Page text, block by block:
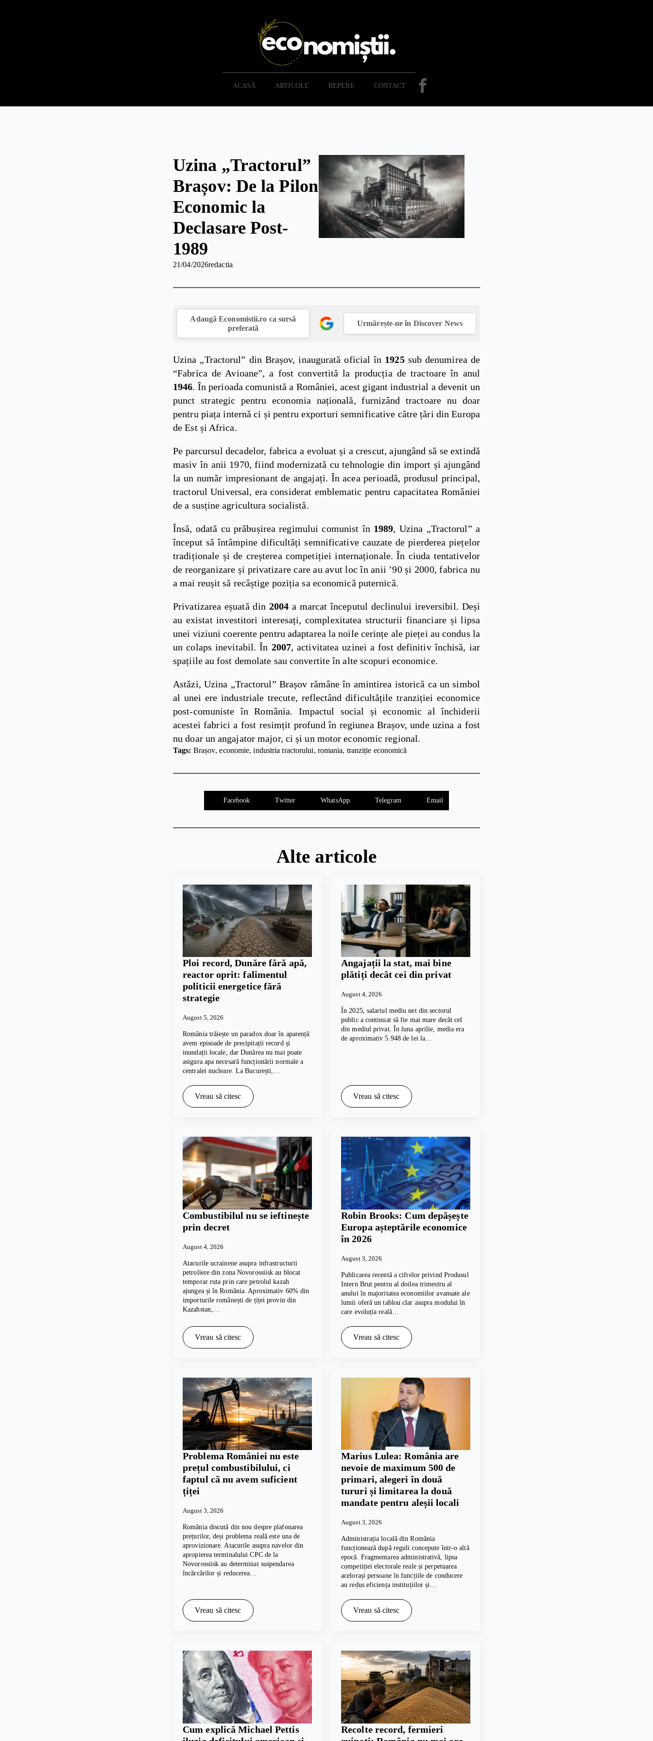
ACASĂ ARTICOLE REPERE CONTACT
Uzina „Tractorul”
Brașov: De la Pilon
Economic la
Declasare Post-
1989
21/04/2026redactia
Adaugă Economistii.ro ca sursă
preferată
Urmărește-ne în Discover News
Uzina „Tractorul” din Brașov, inaugurată oficial în 1925sub denumirea de
“Fabrica de Avioane”, a fost convertită la producția de tractoare în anul
1946. În perioada comunistă a României, acest gigant industrial a devenit un
punct strategic pentru economia națională, furnizând tractoare nu doar
pentru piața internă ci și pentru exporturi semnificative către țări din Europa
de Est și Africa.
Pe parcursul decadelor, fabrica a evoluat și a crescut, ajungând să se extindă
masiv în anii 1970, fiind modernizată cu tehnologie din import și ajungând
la un număr impresionant de angajați. În acea perioadă, produsul principal,
tractorul Universal, era considerat emblematic pentru capacitatea României
de a susține agricultura socialistă.
Însă, odată cu prăbușirea regimului comunist în 1989, Uzina „Tractorul” a
început să întâmpine dificultăți semnificative cauzate de pierderea piețelor
tradiționale și de creșterea competiției internaționale. În ciuda tentativelor
de reorganizare și privatizare care au avut loc în anii ’90 și 2000, fabrica nu
a mai reușit să recâștige poziția sa economică puternică.
Privatizarea eșuată din 2004a marcat începutul declinului ireversibil. Deși
au existat investitori interesați, complexitatea structurii financiare și lipsa
unei viziuni coerente pentru adaptarea la noile cerințe ale pieței au condus la
un colaps inevitabil. În 2007, activitatea uzinei a fost definitiv închisă, iar
spațiile au fost demolate sau convertite în alte scopuri economice.
Astăzi, Uzina „Tractorul” Brașov rămâne în amintirea istorică ca un simbol
al unei ere industriale trecute, reflectând dificultățile tranziției economice
post-comuniste în România. Impactul social și economic al închiderii
acestei fabrici a fost resimțit profund în regiunea Brașov, unde uzina a fost
nu doar un angajator major, ci și un motor economic regional.
Tags: Brașov economie industria tractorului romania tranziție economică
Facebook Twitter WhatsApp Telegram Email
Alte articole
Ploi record, Dunăre fără apă,
reactor oprit: falimentul
politicii energetice fără
strategie
August 5, 2026
România trăiește un paradox doar în aparență:
avem episoade de precipitații record și
inundații locale, dar Dunărea nu mai poate
asigura apa necesară funcționării normale a
centralei nucleare. La București,…
Vreau să citesc
Angajații la stat, mai bine
plătiți decât cei din privat
August 4, 2026
În 2025, salariul mediu net din sectorul
public a continuat să fie mai mare decât cel
din mediul privat. În luna aprilie, media era
de aproximativ 5.948 de lei la…
Vreau să citesc
Combustibilul nu se ieftinește
prin decret
August 4, 2026
Atacurile ucrainene asupra infrastructurii
petroliere din zona Novorossiisk au blocat
temporar ruta prin care petrolul kazah
ajungea și în România. Aproximativ 60% din
importurile românești de țiței provin din
Kazahstan,…
Vreau să citesc
Robin Brooks: Cum depășește
Europa așteptările economice
în 2026
August 3, 2026
Publicarea recentă a cifrelor privind Produsul
Intern Brut pentru al doilea trimestru al
anului în majoritatea economiilor avansate ale
lumii oferă un tablou clar asupra modului în
care evoluția reală…
Vreau să citesc
Problema României nu este
prețul combustibilului, ci
faptul că nu avem suficient
țiței
August 3, 2026
România discută din nou despre plafonarea
prețurilor, deși problema reală este una de
aprovizionare. Atacurile asupra navelor din
apropierea terminalului CPC de la
Novorossiisk au determinat suspendarea
încărcărilor și reducerea…
Vreau să citesc
Marius Lulea: România are
nevoie de maximum 500 de
primari, alegeri în două
tururi și limitarea la două
mandate pentru aleșii locali
August 3, 2026
Administrația locală din România
funcționează după reguli concepute într-o altă
epocă. Fragmentarea administrativă, lipsa
competiției electorale reale și perpetuarea
acelorași persoane în funcțiile de conducere
au redus eficiența instituțiilor și…
Vreau să citesc
Cum explică Michael Pettis
Recolte record, fermieri